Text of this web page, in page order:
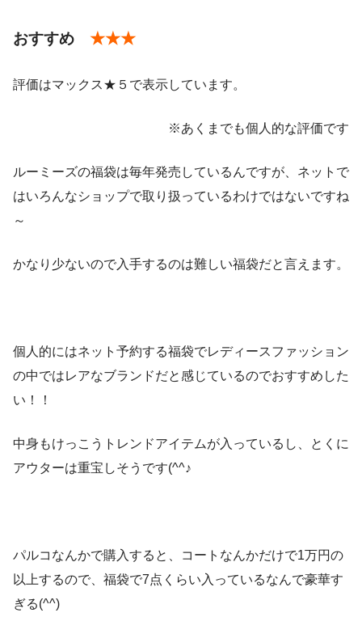
・セットアップ
・コート
・カットソー×２点
2018年1月3日
・ワンピース
・セットアップ
・ニット
おすすめ ★★★
評価はマックス★５で表示しています。
※あくまでも個人的な評価です
ルーミーズの福袋は毎年発売しているんですが、ネットで
はいろんなショップで取り扱っているわけではないですね
～
かなり少ないので入手するのは難しい福袋だと言えます。
個人的にはネット予約する福袋でレディースファッション
の中ではレアなブランドだと感じているのでおすすめした
い！！
中身もけっこうトレンドアイテムが入っているし、とくに
アウターは重宝しそうです(^^♪
パルコなんかで購入すると、コートなんかだけで1万円の
以上するので、福袋で7点くらい入っているなんで豪華す
ぎる(^^)